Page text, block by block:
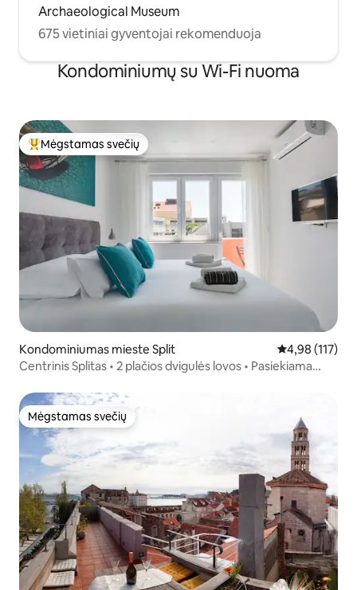
Archaeological Museum
675 vietiniai gyventojai rekomenduoja
Kondominiumų su Wi-Fi nuoma
Svečių mėgstamiausias
Mėgstamas svečių
Kondominiumas mieste Split Vidutinis
4,98 (117)
Centrinis Splitas • 2 plačios dvigulės lovos • Pasiekiama
Mėgstamas svečių
Mėgstamas svečių